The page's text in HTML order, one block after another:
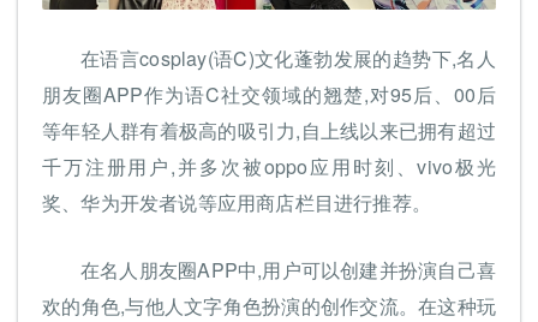
在语言cosplay(语C)文化蓬勃发展的趋势下,名人
朋友圈APP作为语C社交领域的翘楚,对95后、00后
等年轻人群有着极高的吸引力,自上线以来已拥有超过
千万注册用户,并多次被oppo应用时刻、vivo极光
奖、华为开发者说等应用商店栏目进行推荐。
在名人朋友圈APP中,用户可以创建并扮演自己喜
欢的角色,与他人文字角色扮演的创作交流。在这种玩